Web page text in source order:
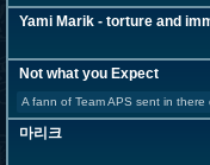
Yami Marik - torture and
Not what you Expect
A fann of Team APS sent in there
마리크